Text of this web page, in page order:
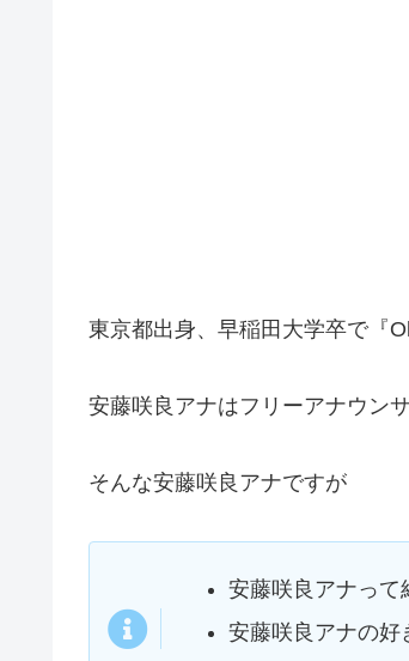
東京都出身、早稲田大学卒で『
安藤咲良アナはフリーアナウン
そんな安藤咲良アナですが
安藤咲良アナって
安藤咲良アナの好